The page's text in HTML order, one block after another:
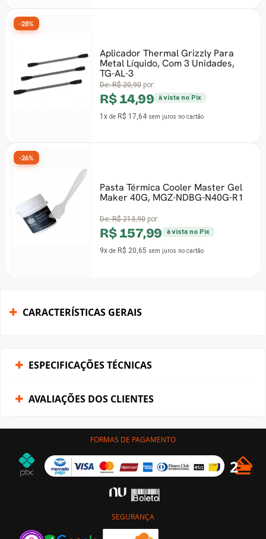
Aplicador Thermal Grizzly Para
Metal Líquido, Com 3 Unidades,
TG-AL-3
De:R$ 20,90por:
R$ 14,99 à vista no Pix
1xde R$ 17,64sem juros no cartão
-28%
Pasta Térmica Cooler Master Gel
Maker 40G, MGZ-NDBG-N40G-R1
De:R$ 213,90por:
R$ 157,99 à vista no Pix
9xde R$ 20,65sem juros no cartão
-26%
CARACTERÍSTICAS GERAIS
ESPECIFICAÇÕES TÉCNICAS
AVALIAÇÕES DOS CLIENTES
FORMAS DE PAGAMENTO
SEGURANÇA